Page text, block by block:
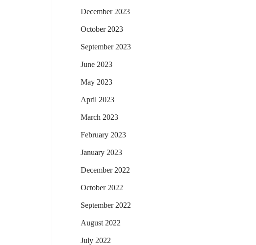
December 2023
October 2023
September 2023
June 2023
May 2023
April 2023
March 2023
February 2023
January 2023
December 2022
October 2022
September 2022
August 2022
July 2022